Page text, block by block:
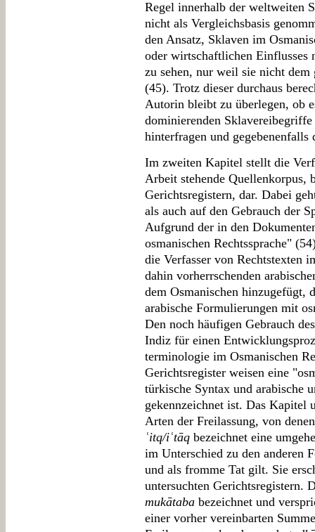
Regel innerhalb der weltweiten
nicht als Vergleichsbasis
den Ansatz, Sklaven im
oder wirtschaftlichen Einflusses
zu sehen, nur weil sie nicht
(45). Trotz dieser durchaus
Autorin bleibt zu überlegen, ob
dominierenden
hinterfragen und gegebenenfalls
Im zweiten Kapitel stellt die
Arbeit stehende Quellenkorpus,
Gerichtsregistern, dar. Dabei
als auch auf den Gebrauch der
Aufgrund der in den
osmanischen Rechtssprache"
die Verfasser von Rechtstexten
dahin vorherrschenden
dem Osmanischen hinzugefügt,
arabische Formulierungen mit
Den noch häufigen Gebrauch
Indiz für einen
terminologie im Osmanischen
Gerichtsregister weisen eine
türkische Syntax und arabische
gekennzeichnet ist. Das Kapitel
Arten der Freilassung, von
ʿitq/iʿtāq bezeichnet eine
im Unterschied zu den anderen
und als fromme Tat gilt. Sie
untersuchten
mukātaba bezeichnet und
einer vorher vereinbarten